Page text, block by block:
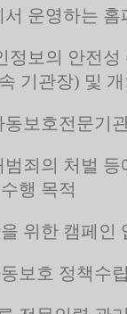
운영하는
보의 안전성
기관장) 및
보호전문기
범죄의 처벌
행 목적
위한 캠페인
보호 정책수